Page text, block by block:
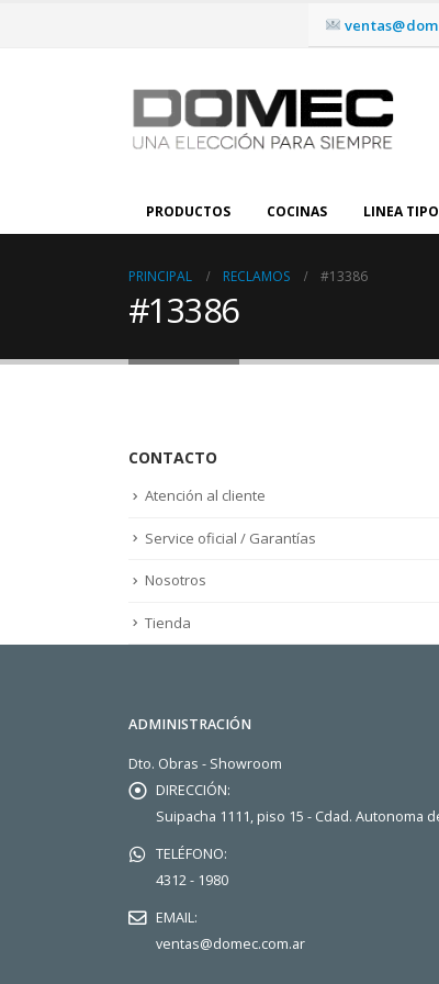
PRODUCTOS COCINAS LINEA
PRINCIPAL RECLAMOS #13386
#13386
CONTACTO
Atención al cliente
Service oficial / Garantías
Nosotros
Tienda
ADMINISTRACIÓN
Dto. Obras - Showroom
DIRECCIÓN:
Suipacha 1111, piso 15 - Cdad. Autonoma
TELÉFONO:
4312 - 1980
EMAIL:
ventas@domec.com.ar